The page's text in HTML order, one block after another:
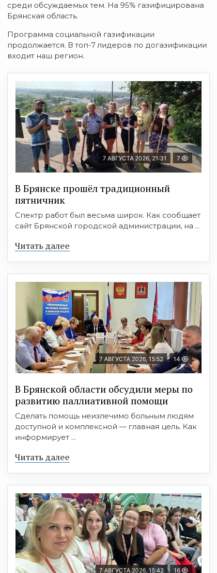
среди обсуждаемых тем. На 95% газифицирована
Брянская область.
Программа социальной газификации
продолжается. В топ-7 лидеров по догазификации
входит наш регион.
7 АВГУСТА 2026, 21:31 7
В Брянске прошёл традиционный
пятничник
Спектр работ был весьма широк. Как сообщает
сайт Брянской городской администрации, на ...
Читать далее
7 АВГУСТА 2026, 15:52 14
В Брянской области обсудили меры по
развитию паллиативной помощи
Сделать помощь неизлечимо больным людям
доступной и комплексной — главная цель. Как
информирует ...
Читать далее
7 АВГУСТА 2026, 15:42 16